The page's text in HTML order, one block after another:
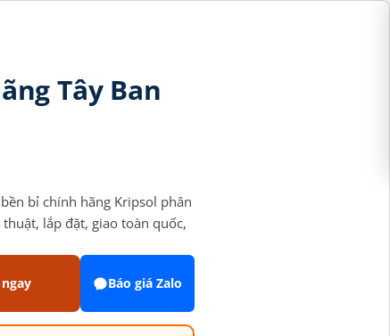
Tây Ban
bỉ chính hãng Kripsol phân
lắp đặt, giao toàn quốc,
ngay Báo giá Zalo